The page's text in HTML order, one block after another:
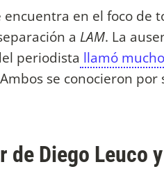
encuentra en el foco de
a LAM. La
periodista llamó
Ambos se conocieron por
Diego Leuco